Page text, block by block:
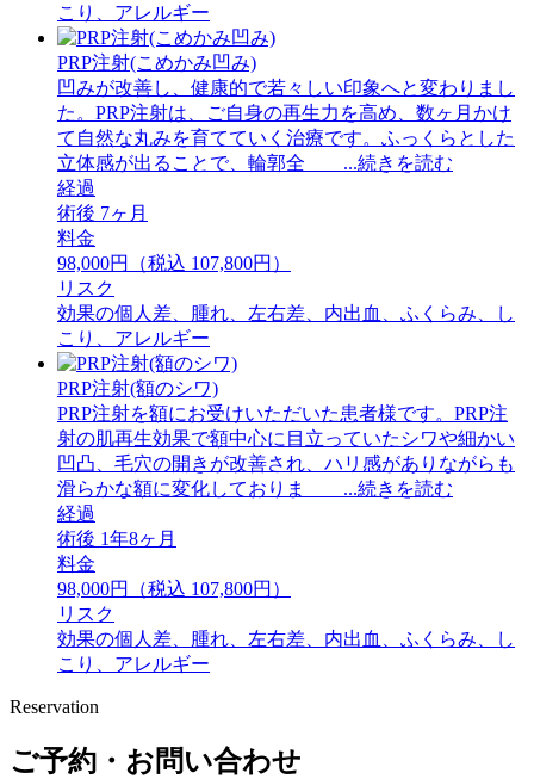
こり、アレルギー
PRP注射(こめかみ凹み)
凹みが改善し、健康的で若々しい印象へと変わりまし
た。PRP注射は、ご自身の再生力を高め、数ヶ月かけ
て自然な丸みを育てていく治療です。ふっくらとした
立体感が出ることで、輪郭全 ...続きを読む
経過
術後 7ヶ月
料金
98,000円（税込 107,800円）
リスク
効果の個人差、腫れ、左右差、内出血、ふくらみ、し
こり、アレルギー
PRP注射(額のシワ)
PRP注射を額にお受けいただいた患者様です。PRP注
射の肌再生効果で額中心に目立っていたシワや細かい
凹凸、毛穴の開きが改善され、ハリ感がありながらも
滑らかな額に変化しておりま ...続きを読む
経過
術後 1年8ヶ月
料金
98,000円（税込 107,800円）
リスク
効果の個人差、腫れ、左右差、内出血、ふくらみ、し
こり、アレルギー
Reservation
ご予約・お問い合わせ